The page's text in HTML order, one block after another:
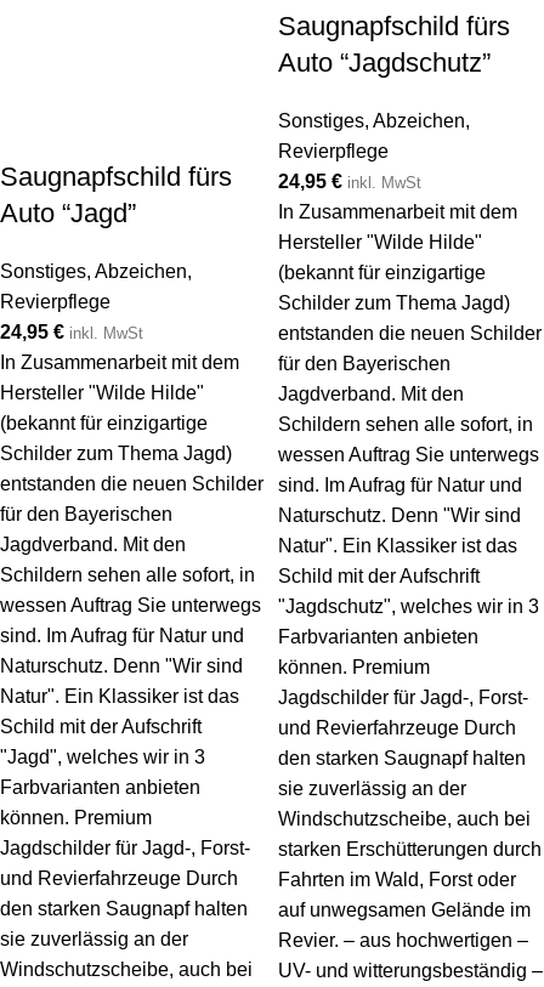
Saugnapfschild fürs
Auto “Jagd”
Sonstiges, Abzeichen,
Revierpflege
24,95 € inkl. MwSt
In Zusammenarbeit mit dem
Hersteller "Wilde Hilde"
(bekannt für einzigartige
Schilder zum Thema Jagd)
entstanden die neuen Schilder
für den Bayerischen
Jagdverband. Mit den
Schildern sehen alle sofort, in
wessen Auftrag Sie unterwegs
sind. Im Aufrag für Natur und
Naturschutz. Denn "Wir sind
Natur". Ein Klassiker ist das
Schild mit der Aufschrift
"Jagd", welches wir in 3
Farbvarianten anbieten
können. Premium
Jagdschilder für Jagd-, Forst-
und Revierfahrzeuge Durch
den starken Saugnapf halten
sie zuverlässig an der
Windschutzscheibe, auch bei
Saugnapfschild fürs
Auto “Jagdschutz”
Sonstiges, Abzeichen,
Revierpflege
24,95 € inkl. MwSt
In Zusammenarbeit mit dem
Hersteller "Wilde Hilde"
(bekannt für einzigartige
Schilder zum Thema Jagd)
entstanden die neuen Schilder
für den Bayerischen
Jagdverband. Mit den
Schildern sehen alle sofort, in
wessen Auftrag Sie unterwegs
sind. Im Aufrag für Natur und
Naturschutz. Denn "Wir sind
Natur". Ein Klassiker ist das
Schild mit der Aufschrift
"Jagdschutz", welches wir in 3
Farbvarianten anbieten
können. Premium
Jagdschilder für Jagd-, Forst-
und Revierfahrzeuge Durch
den starken Saugnapf halten
sie zuverlässig an der
Windschutzscheibe, auch bei
starken Erschütterungen durch
Fahrten im Wald, Forst oder
auf unwegsamen Gelände im
Revier. – aus hochwertigen –
UV- und witterungsbeständig –